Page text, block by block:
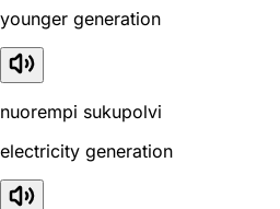
younger generation
nuorempi sukupolvi
electricity generation